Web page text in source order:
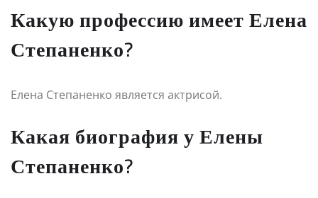
Какую профессию имеет Елена
Степаненко?
Елена Степаненко является актрисой.
Какая биография у Елены
Степаненко?